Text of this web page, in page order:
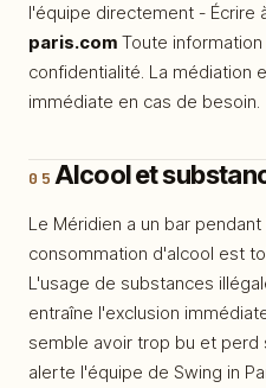
l'équipe directement - Écrire
paris.com Toute
confidentialité. La médiation
immédiate en cas de besoin.
05 Alcool et
Le Méridien a un bar
consommation d'alcool est
L'usage de substances
entraîne l'exclusion
semble avoir trop bu et
alerte l'équipe de Swing in